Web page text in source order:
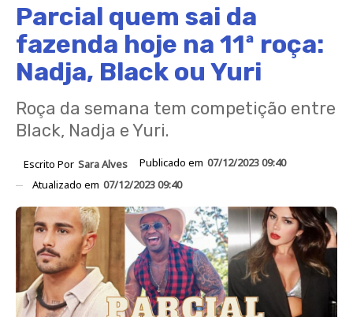
Parcial quem sai da
fazenda hoje na 11ª roça:
Nadja, Black ou Yuri
Roça da semana tem competição entre
Black, Nadja e Yuri.
Escrito Por Sara Alves Publicado em 07/12/2023 09:40
Atualizado em 07/12/2023 09:40